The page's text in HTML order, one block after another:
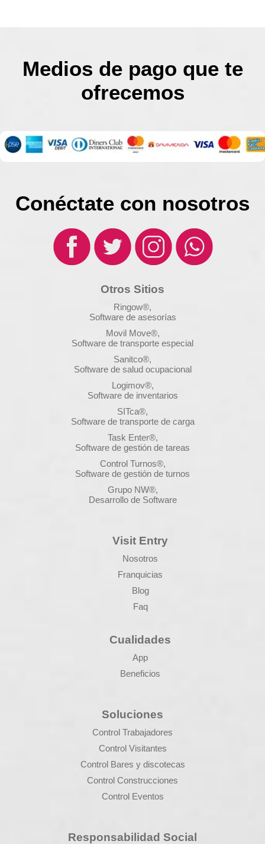
Medios de pago que te
ofrecemos
Conéctate con nosotros
Otros Sitios
Ringow®,
Software de asesorías
Movil Move®,
Software de transporte especial
Sanitco®,
Software de salud ocupacional
Logimov®,
Software de inventarios
SITca®,
Software de transporte de carga
Task Enter®,
Software de gestión de tareas
Control Turnos®,
Software de gestión de turnos
Grupo NW®,
Desarrollo de Software
Visit Entry
Nosotros
Franquicias
Blog
Faq
Cualidades
App
Beneficios
Soluciones
Control Trabajadores
Control Visitantes
Control Bares y discotecas
Control Construcciones
Control Eventos
Responsabilidad Social